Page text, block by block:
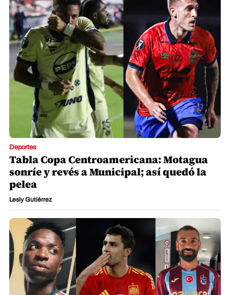
Deportes
Tabla Copa Centroamericana: Motagua
sonríe y revés a Municipal; así quedó la
pelea
Lesly Gutiérrez